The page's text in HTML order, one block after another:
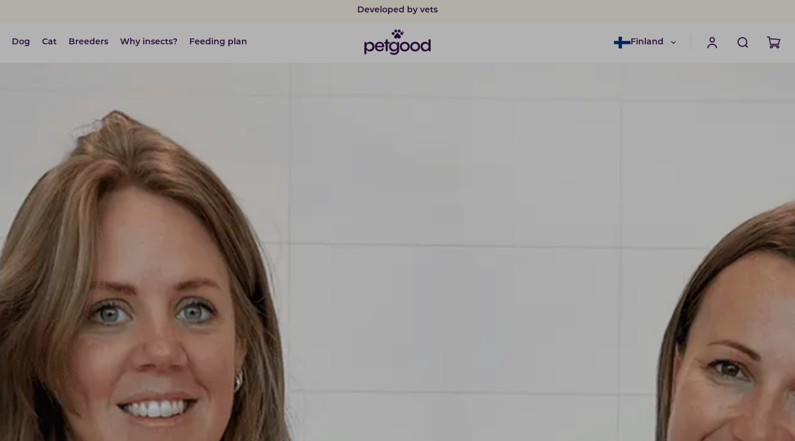
Safe payments with card & Klarna
Dog Cat Breeders Why insects? Feeding plan Finland